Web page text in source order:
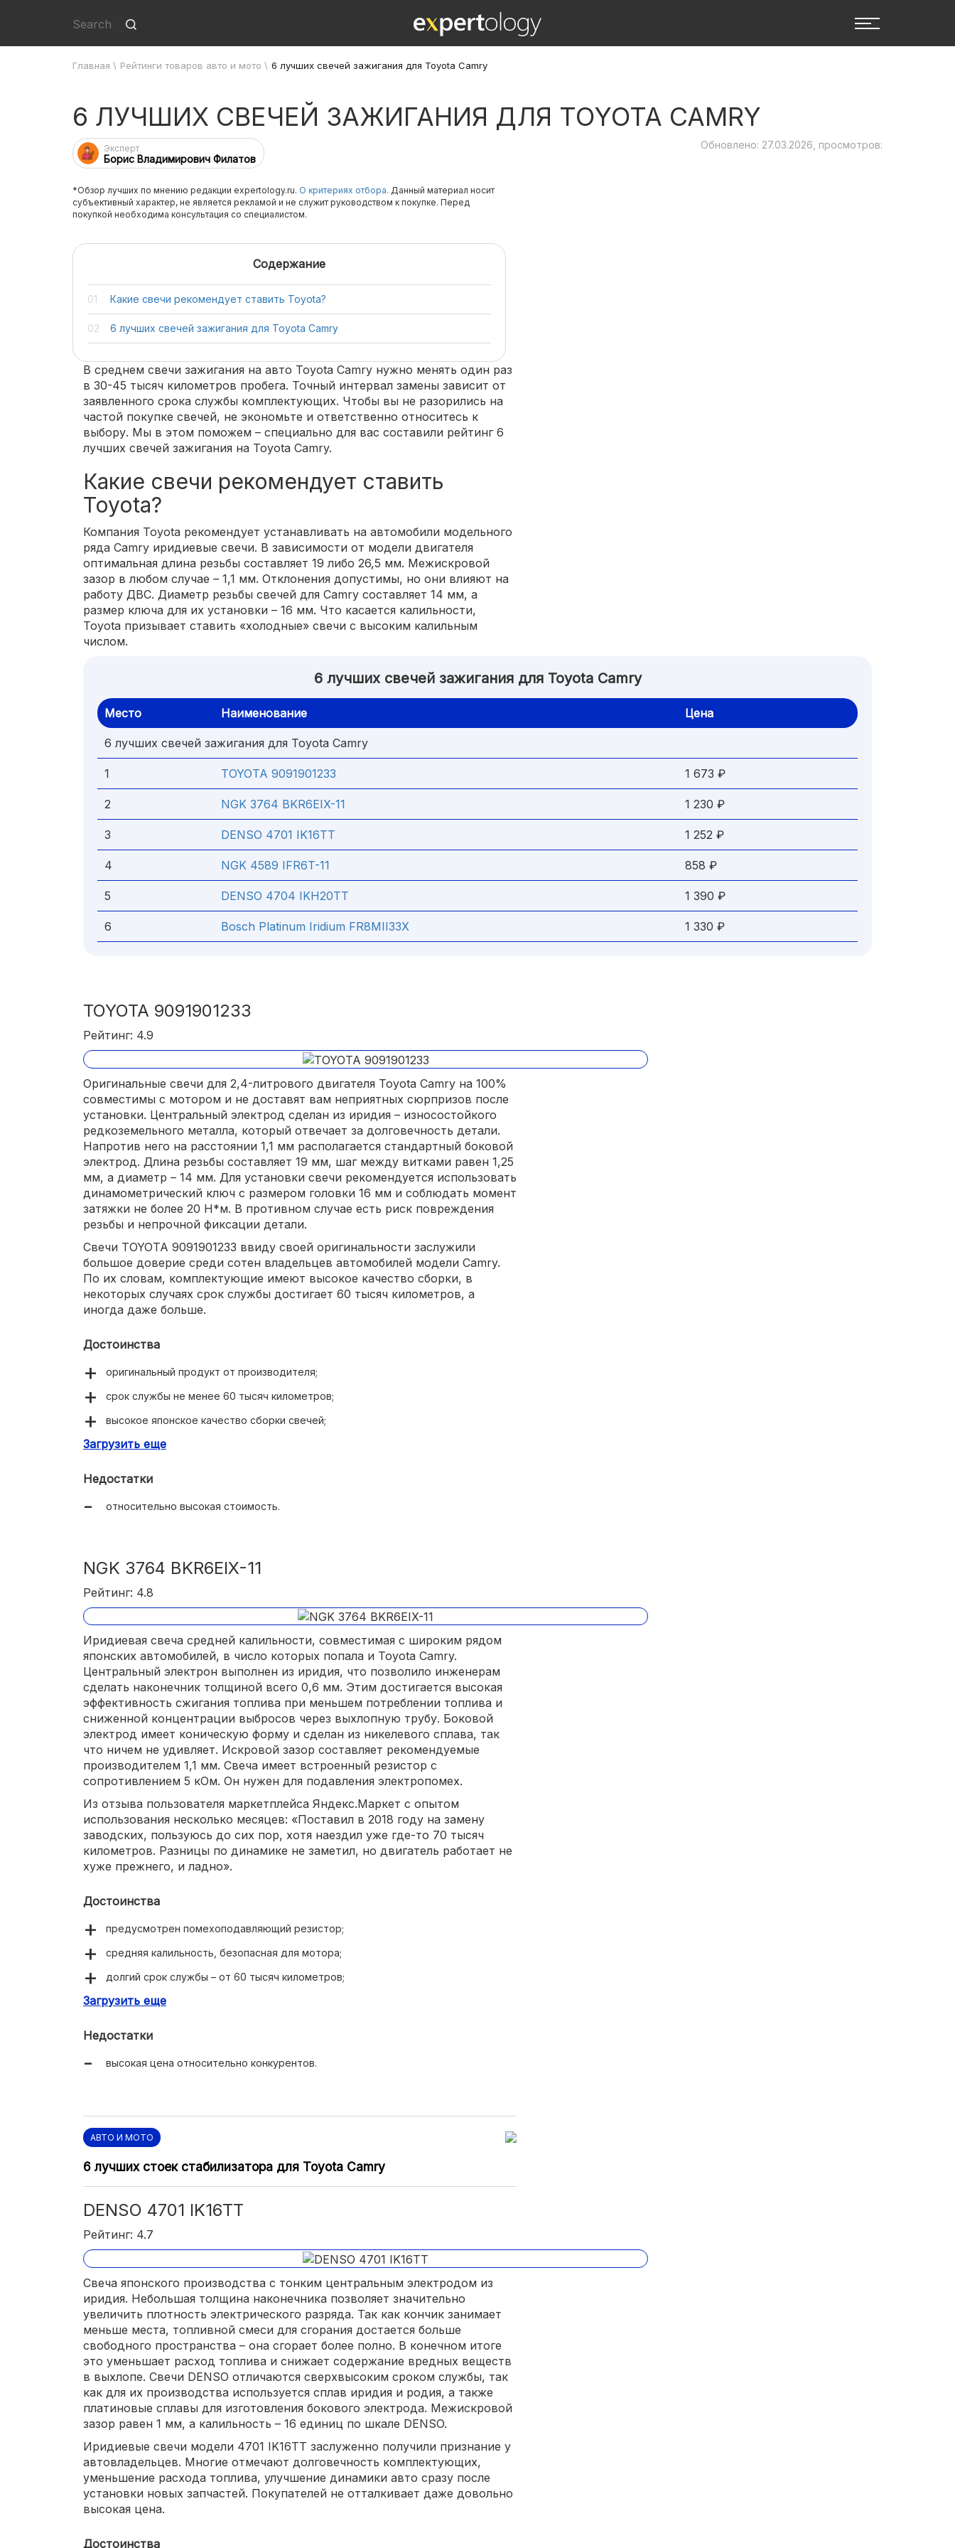
Главная \ Рейтинги товаров авто и мото \ 6 лучших свечей зажигания для Toyota Camry
6 ЛУЧШИХ СВЕЧЕЙ ЗАЖИГАНИЯ ДЛЯ TOYOTA CAMRY
Эксперт
Борис Владимирович Филатов
Обновлено: 27.03.2026, просмотров:
*Обзор лучших по мнению редакции expertology.ru. О критериях отбора. Данный материал носит
субъективный характер, не является рекламой и не служит руководством к покупке. Перед
покупкой необходима консультация со специалистом.
Содержание
Какие свечи рекомендует ставить Toyota?
6 лучших свечей зажигания для Toyota Camry
В среднем свечи зажигания на авто Toyota Camry нужно менять один раз
в 30-45 тысяч километров пробега. Точный интервал замены зависит от
заявленного срока службы комплектующих. Чтобы вы не разорились на
частой покупке свечей, не экономьте и ответственно относитесь к
выбору. Мы в этом поможем – специально для вас составили рейтинг 6
лучших свечей зажигания на Toyota Camry.
Какие свечи рекомендует ставить
Toyota?
Компания Toyota рекомендует устанавливать на автомобили модельного
ряда Camry иридиевые свечи. В зависимости от модели двигателя
оптимальная длина резьбы составляет 19 либо 26,5 мм. Межискровой
зазор в любом случае – 1,1 мм. Отклонения допустимы, но они влияют на
работу ДВС. Диаметр резьбы свечей для Camry составляет 14 мм, а
размер ключа для их установки – 16 мм. Что касается калильности,
Toyota призывает ставить «холодные» свечи с высоким калильным
числом.
6 лучших свечей зажигания для Toyota Camry
Место Наименование Цена
6 лучших свечей зажигания для Toyota Camry
1 TOYOTA 9091901233 1 673 ₽
2 NGK 3764 BKR6EIX-11 1 230 ₽
3 DENSO 4701 IK16TT 1 252 ₽
4 NGK 4589 IFR6T-11 858 ₽
5 DENSO 4704 IKH20TT 1 390 ₽
6 Bosch Platinum Iridium FR8MII33X 1 330 ₽
TOYOTA 9091901233
Рейтинг: 4.9
Оригинальные свечи для 2,4-литрового двигателя Toyota Camry на 100%
совместимы с мотором и не доставят вам неприятных сюрпризов после
установки. Центральный электрод сделан из иридия – износостойкого
редкоземельного металла, который отвечает за долговечность детали.
Напротив него на расстоянии 1,1 мм располагается стандартный боковой
электрод. Длина резьбы составляет 19 мм, шаг между витками равен 1,25
мм, а диаметр – 14 мм. Для установки свечи рекомендуется использовать
динамометрический ключ с размером головки 16 мм и соблюдать момент
затяжки не более 20 Н*м. В противном случае есть риск повреждения
резьбы и непрочной фиксации детали.
Свечи TOYOTA 9091901233 ввиду своей оригинальности заслужили
большое доверие среди сотен владельцев автомобилей модели Camry.
По их словам, комплектующие имеют высокое качество сборки, в
некоторых случаях срок службы достигает 60 тысяч километров, а
иногда даже больше.
Достоинства
оригинальный продукт от производителя;
срок службы не менее 60 тысяч километров;
высокое японское качество сборки свечей;
простая и быстрая установка ключом.
Загрузить еще
Недостатки
относительно высокая стоимость.
NGK 3764 BKR6EIX-11
Рейтинг: 4.8
Иридиевая свеча средней калильности, совместимая с широким рядом
японских автомобилей, в число которых попала и Toyota Camry.
Центральный электрон выполнен из иридия, что позволило инженерам
сделать наконечник толщиной всего 0,6 мм. Этим достигается высокая
эффективность сжигания топлива при меньшем потреблении топлива и
сниженной концентрации выбросов через выхлопную трубу. Боковой
электрод имеет коническую форму и сделан из никелевого сплава, так
что ничем не удивляет. Искровой зазор составляет рекомендуемые
производителем 1,1 мм. Свеча имеет встроенный резистор с
сопротивлением 5 кОм. Он нужен для подавления электропомех.
Из отзыва пользователя маркетплейса Яндекс.Маркет с опытом
использования несколько месяцев: «Поставил в 2018 году на замену
заводских, пользуюсь до сих пор, хотя наездил уже где-то 70 тысяч
километров. Разницы по динамике не заметил, но двигатель работает не
хуже прежнего, и ладно».
Достоинства
предусмотрен помехоподавляющий резистор;
средняя калильность, безопасная для мотора;
долгий срок службы – от 60 тысяч километров;
тонкий и износостойкий центральный электрод;
Загрузить еще
Недостатки
высокая цена относительно конкурентов.
АВТО И МОТО
6 лучших стоек стабилизатора для Toyota Camry
DENSO 4701 IK16TT
Рейтинг: 4.7
Свеча японского производства с тонким центральным электродом из
иридия. Небольшая толщина наконечника позволяет значительно
увеличить плотность электрического разряда. Так как кончик занимает
меньше места, топливной смеси для сгорания достается больше
свободного пространства – она сгорает более полно. В конечном итоге
это уменьшает расход топлива и снижает содержание вредных веществ
в выхлопе. Свечи DENSO отличаются сверхвысоким сроком службы, так
как для их производства используется сплав иридия и родия, а также
платиновые сплавы для изготовления бокового электрода. Межискровой
зазор равен 1 мм, а калильность – 16 единиц по шкале DENSO.
Иридиевые свечи модели 4701 IK16TT заслуженно получили признание у
автовладельцев. Многие отмечают долговечность комплектующих,
уменьшение расхода топлива, улучшение динамики авто сразу после
установки новых запчастей. Покупателей не отталкивает даже довольно
высокая цена.
Достоинства